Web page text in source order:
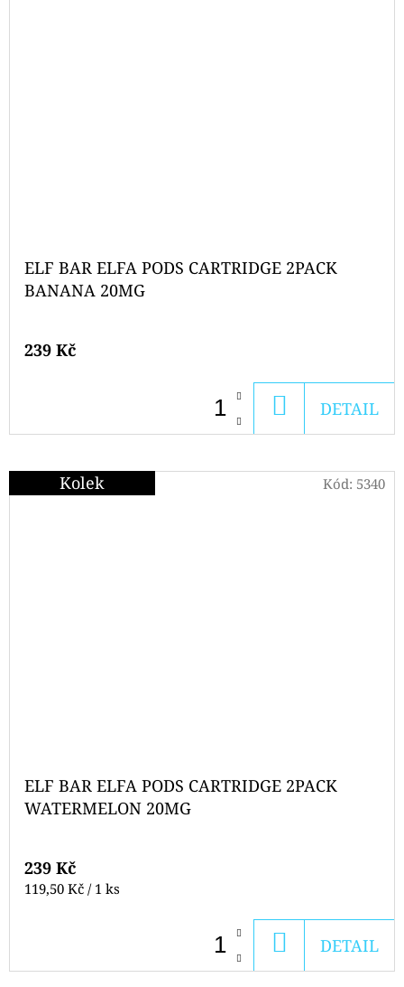
ELF BAR ELFA PODS CARTRIDGE 2PACK
BANANA 20MG
239 Kč
KOŠÍKU
DETAIL
Kolek
ELF BAR ELFA PODS CARTRIDGE 2PACK
WATERMELON 20MG
239 Kč
Měrná
119,50 Kč / 1 ks
KOŠÍKU
DETAIL
Kód: 5340